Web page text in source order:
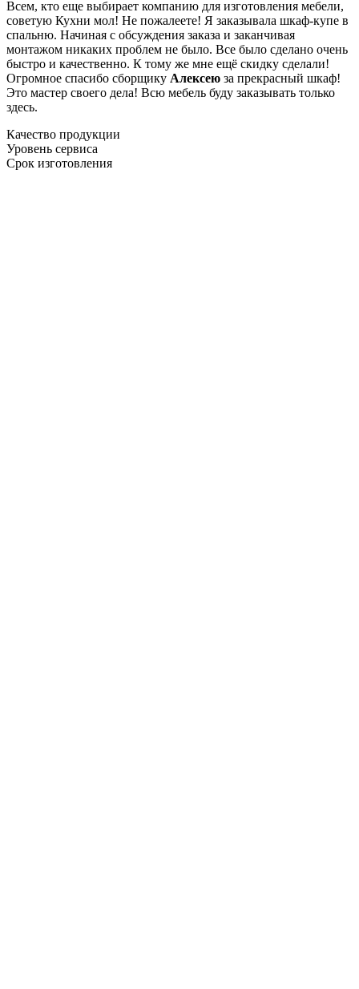
Всем, кто еще выбирает компанию для изготовления мебели,
советую Кухни мол! Не пожалеете! Я заказывала шкаф-купе в
спальню. Начиная с обсуждения заказа и заканчивая
монтажом никаких проблем не было. Все было сделано очень
быстро и качественно. К тому же мне ещё скидку сделали!
Огромное спасибо сборщику Алексею за прекрасный шкаф!
Это мастер своего дела! Всю мебель буду заказывать только
здесь.
Качество продукции
Уровень сервиса
Срок изготовления